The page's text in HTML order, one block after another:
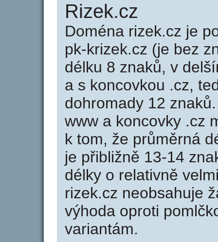
Rizek.cz
Doména rizek.cz je
pk-krizek.cz (je bez
délku 8 znaků, v
a s koncovkou .cz,
dohromady 12
www a koncovky .cz
k tom, že průměrná
je přibližně 13-14
délky o relativně
rizek.cz neobsahuje
výhoda oproti
variantám.